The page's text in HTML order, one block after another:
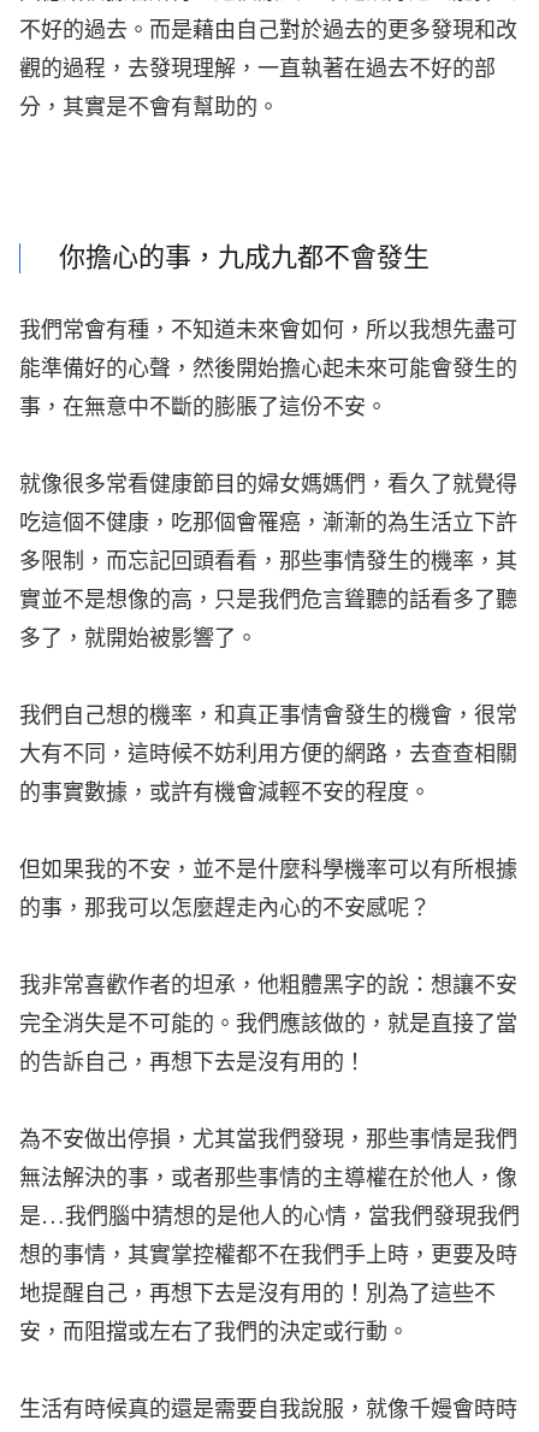
不好的過去。而是藉由自己對於過去的更多發現和改
觀的過程，去發現理解，一直執著在過去不好的部
分，其實是不會有幫助的。
你擔心的事，九成九都不會發生
我們常會有種，不知道未來會如何，所以我想先盡可
能準備好的心聲，然後開始擔心起未來可能會發生的
事，在無意中不斷的膨脹了這份不安。
就像很多常看健康節目的婦女媽媽們，看久了就覺得
吃這個不健康，吃那個會罹癌，漸漸的為生活立下許
多限制，而忘記回頭看看，那些事情發生的機率，其
實並不是想像的高，只是我們危言聳聽的話看多了聽
多了，就開始被影響了。
我們自己想的機率，和真正事情會發生的機會，很常
大有不同，這時候不妨利用方便的網路，去查查相關
的事實數據，或許有機會減輕不安的程度。
但如果我的不安，並不是什麼科學機率可以有所根據
的事，那我可以怎麼趕走內心的不安感呢？
我非常喜歡作者的坦承，他粗體黑字的說：想讓不安
完全消失是不可能的。我們應該做的，就是直接了當
的告訴自己，再想下去是沒有用的！
為不安做出停損，尤其當我們發現，那些事情是我們
無法解決的事，或者那些事情的主導權在於他人，像
是…我們腦中猜想的是他人的心情，當我們發現我們
想的事情，其實掌控權都不在我們手上時，更要及時
地提醒自己，再想下去是沒有用的！別為了這些不
安，而阻擋或左右了我們的決定或行動。
生活有時候真的還是需要自我說服，就像千嫚會時時